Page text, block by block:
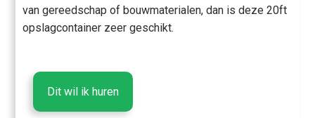
van gereedschap of bouwmaterialen, dan is deze 20ft
opslagcontainer zeer geschikt.
Dit wil ik huren